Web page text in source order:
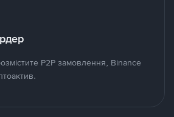
P2P замовлення, Binance